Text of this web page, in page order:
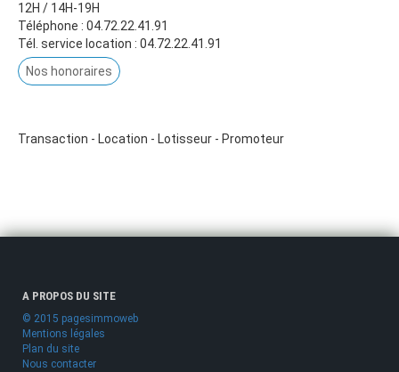
12H / 14H-19H
Téléphone : 04.72.22.41.91
Tél. service location : 04.72.22.41.91
Nos honoraires
Transaction - Location - Lotisseur - Promoteur
A PROPOS DU SITE
© 2015 pagesimmoweb
Mentions légales
Plan du site
Nous contacter